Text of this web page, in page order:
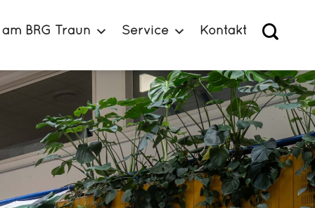
BRG Traun Service Kontakt